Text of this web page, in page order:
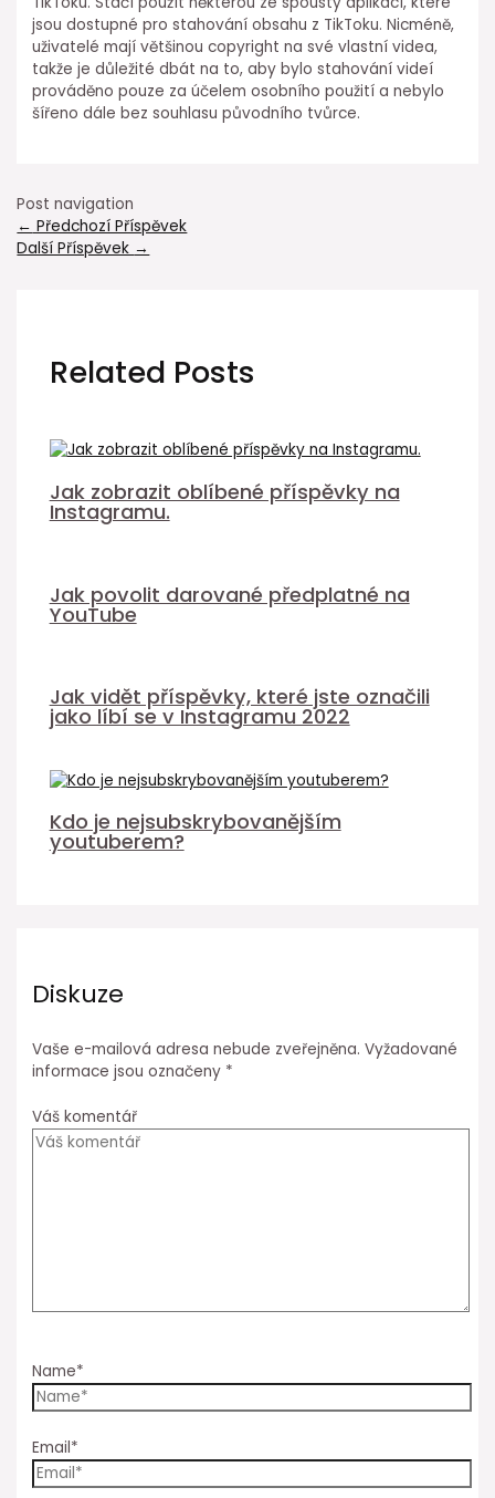
jsou dostupné pro stahování obsahu z TikToku. Nicméně,
uživatelé mají většinou copyright na své vlastní videa,
takže je důležité dbát na to, aby bylo stahování videí
prováděno pouze za účelem osobního použití a nebylo
šířeno dále bez souhlasu původního tvůrce.
Post navigation
← Předchozí Příspěvek
Další Příspěvek →
Related Posts
Jak zobrazit oblíbené příspěvky na
Instagramu.
Jak povolit darované předplatné na
YouTube
Jak vidět příspěvky, které jste označili
jako líbí se v Instagramu 2022
Kdo je nejsubskrybovanějším
youtuberem?
Diskuze
Vaše e-mailová adresa nebude zveřejněna. Vyžadované
informace jsou označeny *
Váš komentář
Name*
Email*